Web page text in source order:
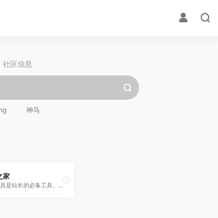
社区信息
神马
家
站长工具是站长的必备工具。经常上站长工具可以了解SEO数据变化。还可以检测网站死链接、蜘蛛访问、HTML格式检测、网站速度测试、友情链接检查、网站域名IP查询、PR、权重查询、alexa、whois查询等等。